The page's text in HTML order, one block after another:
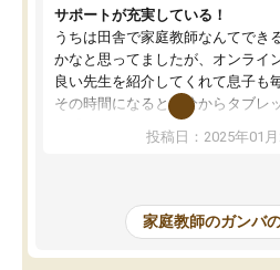
サポートが充実している！
うちは田舎で家庭教師なんてでき
かなと思ってましたが、オンライ
良い先生を紹介してくれて息子も
その時間になると自分からタブレ
を開いてzoomを繋げるようになり
た！5科目なんでもOKなのもとて
めて1年ほどだった今では平均点
科目が増えてきました！あと1年
であるので無料の週末教室を使用
投稿日：2025年01月
家庭教師のガンバ